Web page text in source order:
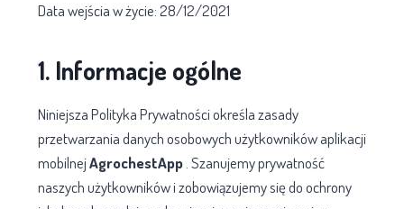
Data wejścia w życie: 28/12/2021
1. Informacje ogólne
Niniejsza Polityka Prywatności określa zasady
przetwarzania danych osobowych użytkowników aplikacji
mobilnejAgrochestApp . Szanujemy prywatność
naszych użytkowników i zobowiązujemy się do ochrony